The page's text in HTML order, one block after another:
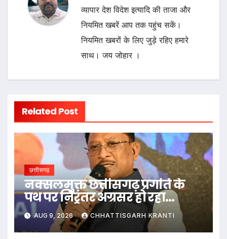
व्यापार देश विदेश इत्यादि की ताजा और
नियमित खबरें आप तक पहुंच सकें।
नियमित खबरों के लिए जुड़े रहिए हमारे
साथ। जय जोहार ।
Related Post
छत्तीसगढ़
नक्सलमुक्त छत्तीसगढ़ प्रगति के
पथ पर निरंतर अग्रसर हो रहा
-मुख्यमंत्री साय
AUG 9, 2026 CHHATTISGARH KRANTI